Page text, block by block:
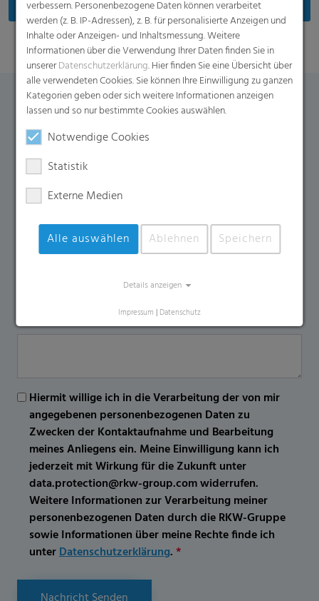
Kontaktformular
Falls Sie weitere Fragen zu diesem Produkt haben,
kontaktieren Sie uns gern über dieses Formular.
*
Firma Land* Telefonnummer
Hiermit willige ich in die Verarbeitung der von mir
angegebenen personenbezogenen Daten zu
Zwecken der Kontaktaufnahme und Bearbeitung
meines Anliegens ein. Meine Einwilligung kann ich
jederzeit mit Wirkung für die Zukunft unter
data.protection@rkw-group.com widerrufen.
Weitere Informationen zur Verarbeitung meiner
personenbezogenen Daten durch die RKW-Gruppe
sowie Informationen über meine Rechte finde ich
unterDatenschutzerklärung.*
verbessern. Personenbezogene Daten können verarbeitet
werden (z. B. IP-Adressen), z. B. für personalisierte Anzeigen und
Inhalte oder Anzeigen- und Inhaltsmessung. Weitere
Informationen über die Verwendung Ihrer Daten finden Sie in
unsererDatenschutzerklärung. Hier finden Sie eine Übersicht über
alle verwendeten Cookies. Sie können Ihre Einwilligung zu ganzen
Kategorien geben oder sich weitere Informationen anzeigen
lassen und so nur bestimmte Cookies auswählen.
Notwendige Cookies
Statistik
Externe Medien
Alle auswählen Ablehnen Speichern
Details anzeigen
Impressum | Datenschutz